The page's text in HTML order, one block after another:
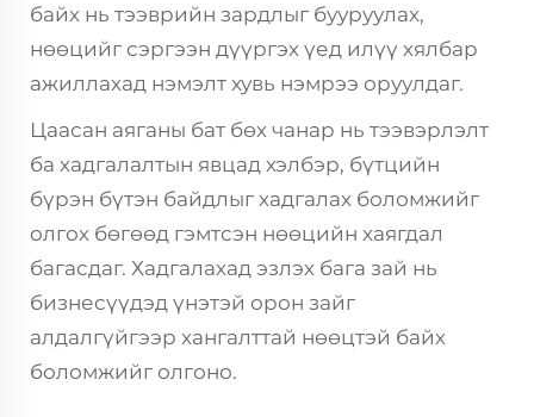
байх нь тээврийн зардлыг бууруулах,
нөөцийг сэргээн дүүргэх үед илүү хялбар
ажиллахад нэмэлт хувь нэмрээ оруулдаг.
Цаасан аяганы бат бөх чанар нь тээвэрлэлт
ба хадгалалтын явцад хэлбэр, бүтцийн
бүрэн бүтэн байдлыг хадгалах боломжийг
олгох бөгөөд гэмтсэн нөөцийн хаягдал
багасдаг. Хадгалахад эзлэх бага зай нь
бизнесүүдэд үнэтэй орон зайг
алдалгүйгээр хангалттай нөөцтэй байх
боломжийг олгоно.